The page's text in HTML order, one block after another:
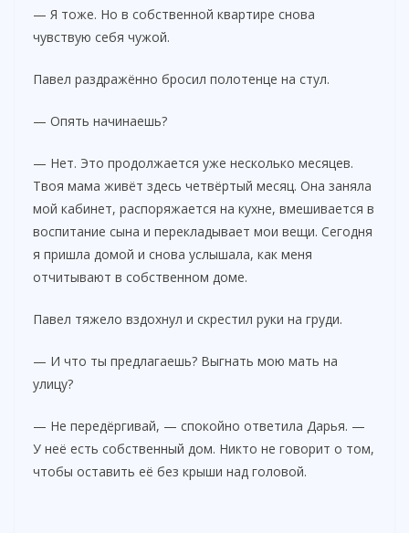
— Я тоже. Но в собственной квартире снова
чувствую себя чужой.
Павел раздражённо бросил полотенце на стул.
— Опять начинаешь?
— Нет. Это продолжается уже несколько месяцев.
Твоя мама живёт здесь четвёртый месяц. Она заняла
мой кабинет, распоряжается на кухне, вмешивается в
воспитание сына и перекладывает мои вещи. Сегодня
я пришла домой и снова услышала, как меня
отчитывают в собственном доме.
Павел тяжело вздохнул и скрестил руки на груди.
— И что ты предлагаешь? Выгнать мою мать на
улицу?
— Не передёргивай, — спокойно ответила Дарья. —
У неё есть собственный дом. Никто не говорит о том,
чтобы оставить её без крыши над головой.